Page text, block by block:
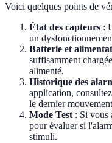
Voici quelques points de
État des capteurs :
un
Batterie et
suffisamment
alimenté.
Historique des
application,
le dernier
Mode Test : Si vous
pour évaluer si
stimuli.